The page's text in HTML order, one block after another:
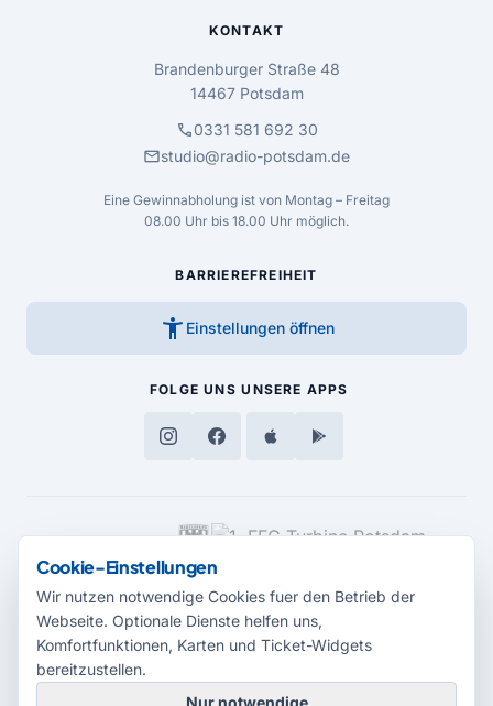
KONTAKT
Brandenburger Straße 48
14467 Potsdam
call0331 581 692 30
mailstudio@radio-potsdam.de
Eine Gewinnabholung ist von Montag – Freitag
08.00 Uhr bis 18.00 Uhr möglich.
BARRIEREFREIHEIT
accessibility_new Einstellungen öffnen
FOLGE UNS UNSERE APPS
MEDIENPARTNER
Cookie-Einstellungen
Wir nutzen notwendige Cookies fuer den Betrieb der
Webseite. Optionale Dienste helfen uns,
Komfortfunktionen, Karten und Ticket-Widgets
bereitzustellen.
Nur notwendige